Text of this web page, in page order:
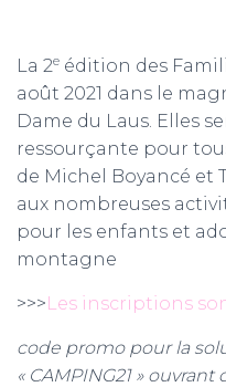
La 2e édition des
août 2021 dans le
Dame du Laus. Elles
ressourçante pour
de Michel Boyancé et
aux nombreuses
pour les enfants et
montagne
>>>Les inscriptions
code promo pour la
« CAMPING21 »